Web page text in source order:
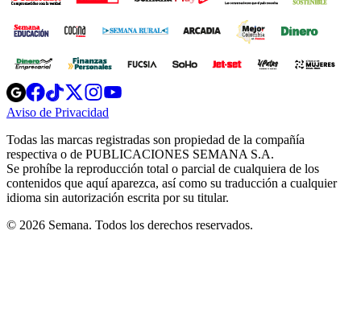
Opens
in
new
Opens
in
new
Opens
in
new
window
Opens
new
windowwindow
Aviso de Privacidad
new
window
Todas las marcas registradas son propiedad de la compañía
respectiva o de PUBLICACIONES SEMANA S.A.
Se prohíbe la reproducción total o parcial de cualquiera de los
contenidos que aquí aparezca, así como su traducción a cualquier
idioma sin autorización escrita por su titular.
© 2026 Semana. Todos los derechos reservados.